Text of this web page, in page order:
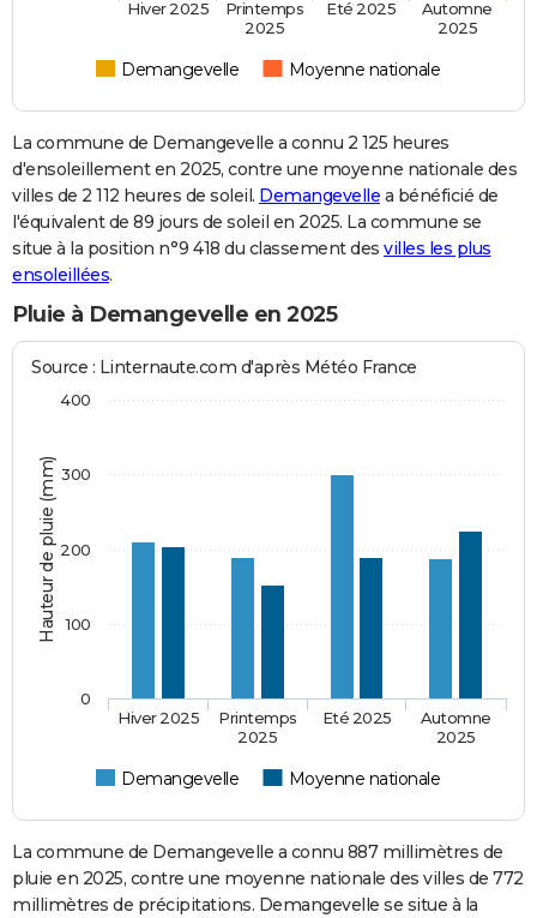
Demangevelle Moyenne nationale
Hiver 2025
Printemps
2025
Eté 2025
Automne
2025
La commune de Demangevelle a connu 2 125 heures
d'ensoleillement en 2025, contre une moyenne nationale des
villes de 2 112 heures de soleil. Demangevelle a bénéficié de
l'équivalent de 89 jours de soleil en 2025. La commune se
situe à la position n°9 418 du classement des villes les plus
ensoleillées.
Pluie à Demangevelle en 2025
Hauteur de pluie (mm)
Source : Linternaute.com d'après Météo France
Demangevelle Moyenne nationale
Hiver 2025
Printemps
2025
Eté 2025
Automne
2025
0
100
200
300
400
La commune de Demangevelle a connu 887 millimètres de
pluie en 2025, contre une moyenne nationale des villes de 772
millimètres de précipitations. Demangevelle se situe à la